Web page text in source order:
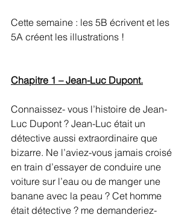
Cette semaine : les 5B écrivent et les
5A créent les illustrations !
Chapitre 1 – Jean-Luc Dupont.
Connaissez- vous l’histoire de Jean-
Luc Dupont ? Jean-Luc était un
détective aussi extraordinaire que
bizarre. Ne l’aviez-vous jamais croisé
en train d’essayer de conduire une
voiture sur l’eau ou de manger une
banane avec la peau ? Cet homme
était détective ? me demanderiez-